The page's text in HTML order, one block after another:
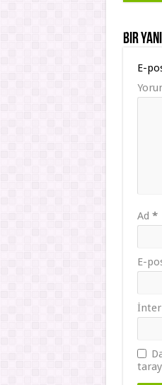
Bir
E-
Ad *
E-